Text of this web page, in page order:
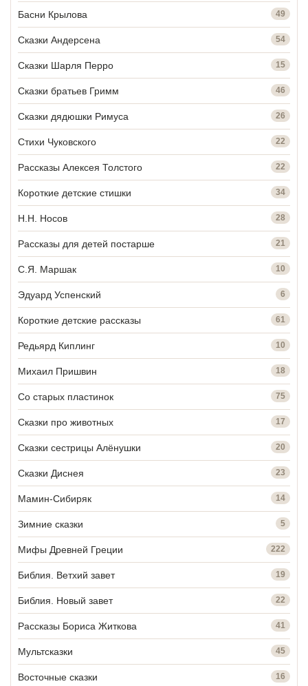
Басни Крылова 49
Сказки Андерсена 54
Сказки Шарля Перро 15
Сказки братьев Гримм 46
Сказки дядюшки Римуса 26
Стихи Чуковского 22
Рассказы Алексея Толстого 22
Короткие детские стишки 34
Н.Н. Носов 28
Рассказы для детей постарше 21
С.Я. Маршак 10
Эдуард Успенский 6
Короткие детские рассказы 61
Редьярд Киплинг 10
Михаил Пришвин 18
Со старых пластинок 75
Сказки про животных 17
Сказки сестрицы Алёнушки 20
Сказки Диснея 23
Мамин-Сибиряк 14
Зимние сказки 5
Мифы Древней Греции 222
Библия. Ветхий завет 19
Библия. Новый завет 22
Рассказы Бориса Житкова 41
Мультсказки 45
Восточные сказки 16